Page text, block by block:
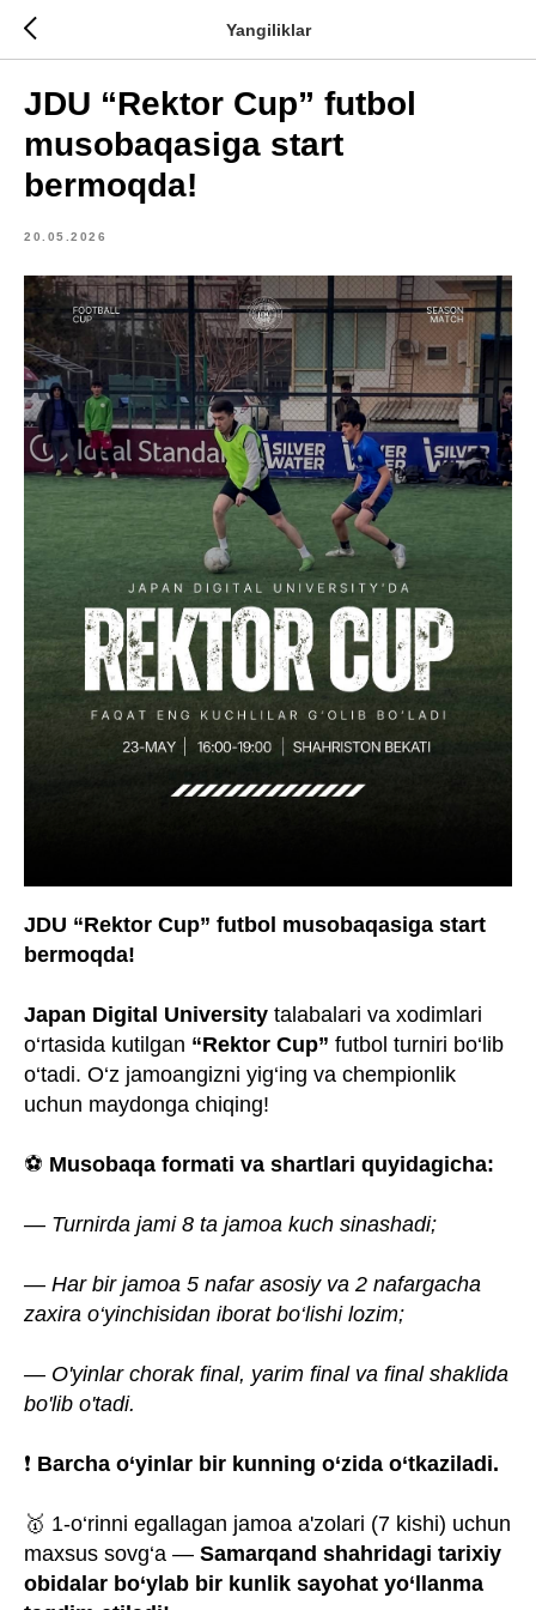
Yangiliklar
JDU “Rektor Cup” futbol
musobaqasiga start
bermoqda!
20.05.2026
JDU “Rektor Cup” futbol musobaqasiga start
bermoqda!
Japan Digital University talabalari va xodimlari
o‘rtasida kutilgan “Rektor Cup” futbol turniri bo‘lib
o‘tadi. O‘z jamoangizni yig‘ing va chempionlik
uchun maydonga chiqing!
⚽️ Musobaqa formati va shartlari quyidagicha:
— Turnirda jami 8 ta jamoa kuch sinashadi;
— Har bir jamoa 5 nafar asosiy va 2 nafargacha
zaxira o‘yinchisidan iborat bo‘lishi lozim;
— O'yinlar chorak final, yarim final va final shaklida
bo'lib o'tadi.
❗️ Barcha o‘yinlar bir kunning o‘zida o‘tkaziladi.
🥇 1-o‘rinni egallagan jamoa a'zolari (7 kishi) uchun
maxsus sovg‘a — Samarqand shahridagi tarixiy
obidalar bo‘ylab bir kunlik sayohat yo‘llanma